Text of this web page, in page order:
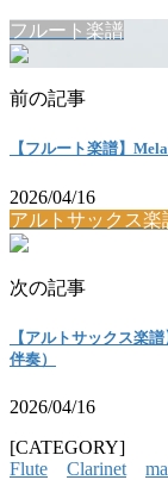
フルート楽譜
前の記事
【フルート楽譜】
2026/04/16
アルトサックス楽
次の記事
【アルトサックス楽
伴奏）
2026/04/16
[CATEGORY]
Flute
Clarinet